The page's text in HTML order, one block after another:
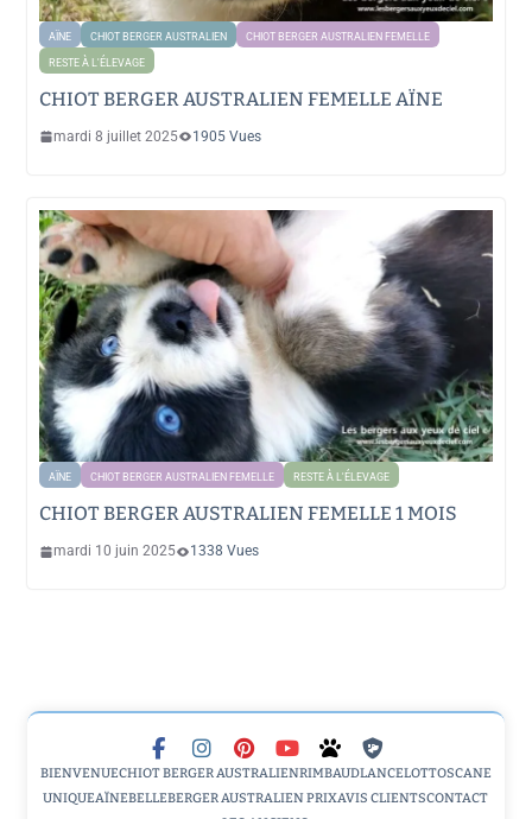
AÏNE CHIOT BERGER AUSTRALIEN CHIOT BERGER AUSTRALIEN FEMELLE
RESTE À L'ÉLEVAGE
CHIOT BERGER AUSTRALIEN FEMELLE AÏNE
mardi 8 juillet 2025 1905 Vues
AÏNE CHIOT BERGER AUSTRALIEN FEMELLE RESTE À L'ÉLEVAGE
CHIOT BERGER AUSTRALIEN FEMELLE 1 MOIS
mardi 10 juin 2025 1338 Vues
BIENVENUECHIOT BERGER AUSTRALIENRIMBAUDLANCELOTTOSCANE
UNIQUEAÏNEBELLEBERGER AUSTRALIEN PRIXAVIS CLIENTSCONTACT